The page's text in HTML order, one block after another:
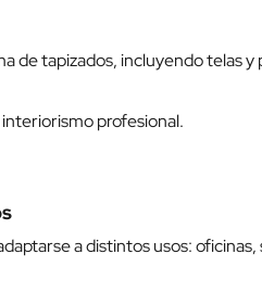
de tapizados, incluyendo telas
profesional.
a distintos usos: